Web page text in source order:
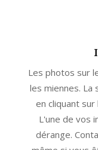
Les photos sur
les miennes. La
en cliquant
L'une de vos
dérange.